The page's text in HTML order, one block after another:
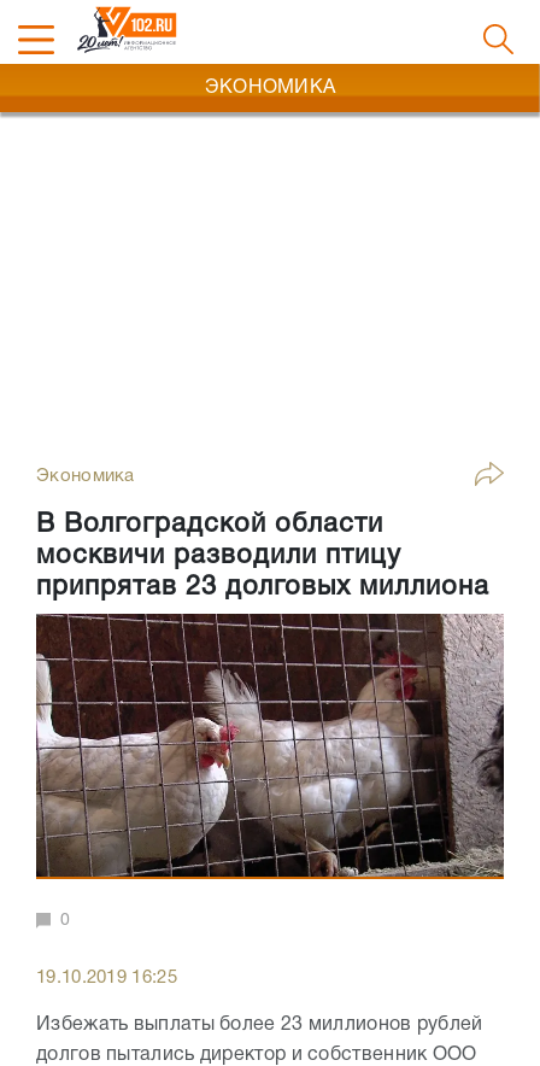
ЭКОНОМИКА
Экономика
В Волгоградской области
москвичи разводили птицу
припрятав 23 долговых миллиона
0
19.10.2019 16:25
Избежать выплаты более 23 миллионов рублей
долгов пытались директор и собственник ООО